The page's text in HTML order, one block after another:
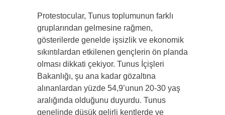
Protestocular, Tunus toplumunun farklı
gruplarından gelmesine rağmen,
gösterilerde genelde işsizlik ve ekonomik
sıkıntılardan etkilenen gençlerin ön planda
olması dikkati çekiyor. Tunus İçişleri
Bakanlığı, şu ana kadar gözaltına
alınanlardan yüzde 54,9’unun 20-30 yaş
aralığında olduğunu duyurdu. Tunus
genelinde düşük gelirli kentlerde ve